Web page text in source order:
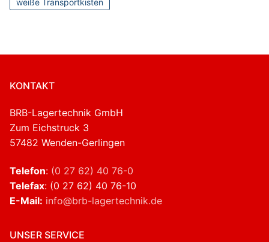
KONTAKT
BRB-Lagertechnik GmbH
Zum Eichstruck 3
57482 Wenden-Gerlingen
Telefon: (0 27 62) 40 76-0
Telefax: (0 27 62) 40 76-10
E-Mail: info@brb-lagertechnik.de
UNSER SERVICE